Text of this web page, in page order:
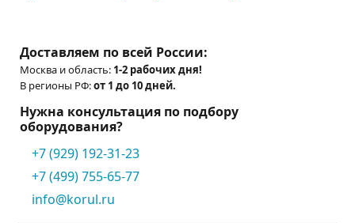
Доставляем по всей России:
Москва и область: 1-2 рабочих дня!
В регионы РФ:от 1 до 10 дней.
Нужна консультация по подбору
оборудования?
+7 (929) 192-31-23
+7 (499) 755-65-77
info@korul.ru